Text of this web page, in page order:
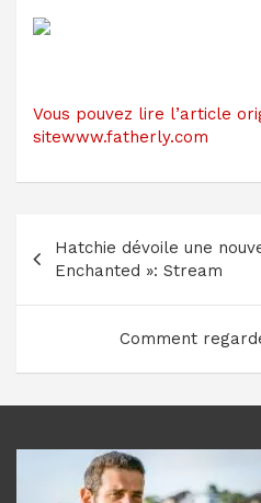
Vous pouvez lire l’article
sitewww.fatherly.com
Navigation
de
l’article
Hatchie dévoile une
Enchanted »: Stream
Comment